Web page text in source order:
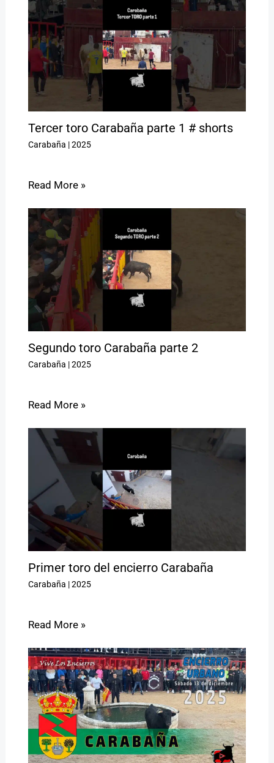
Tercer toro Carabaña parte 1 # shorts
Carabaña |2025
Read More »
Segundo toro Carabaña parte 2
Carabaña |2025
Read More »
Primer toro del encierro Carabaña
Carabaña |2025
Read More »